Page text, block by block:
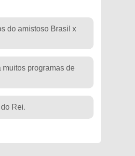
do amistoso Brasil x
programas de
Rei.